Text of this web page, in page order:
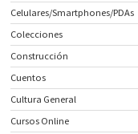
Celulares/Smartphones/PDAs
Colecciones
Construcción
Cuentos
Cultura General
Cursos Online